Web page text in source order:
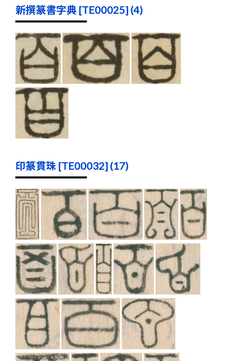
新撰篆書字典 [TE00025] (4)
印篆貫珠 [TE00032] (17)